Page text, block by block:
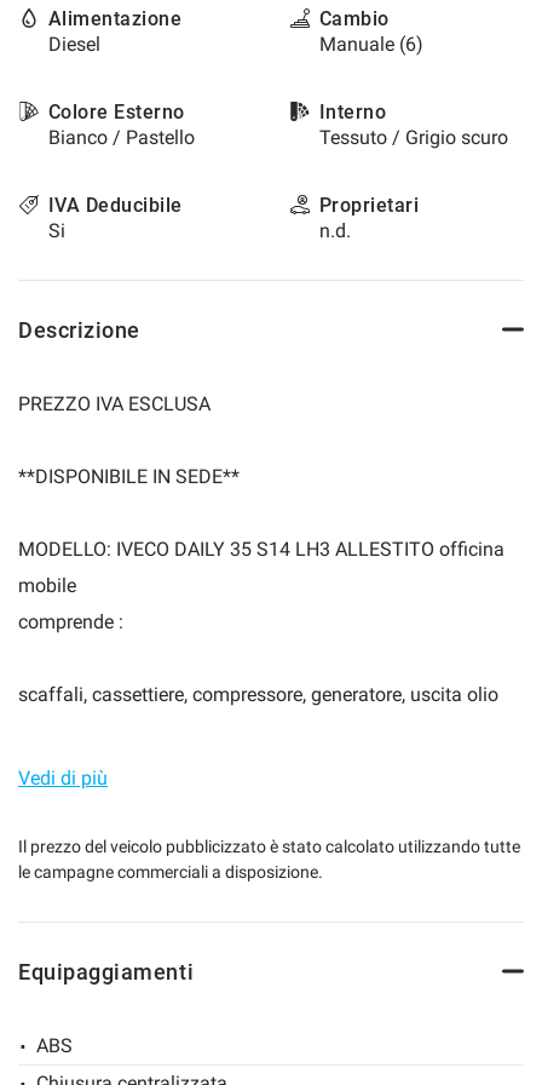
Alimentazione
Diesel
Cambio
Manuale (6)
Colore Esterno
Bianco / Pastello
Interno
Tessuto / Grigio scuro
IVA Deducibile
Si
Proprietari
n.d.
Descrizione
PREZZO IVA ESCLUSA
**DISPONIBILE IN SEDE**
MODELLO: IVECO DAILY 35 S14 LH3 ALLESTITO officina
mobile
comprende :
scaffali, cassettiere, compressore, generatore, uscita olio
rivestimento completo pannellature e molto altro ancora
IMMATRICOLAZIONE:06-2023
CHILOMETRI: 43.128KM
Vedi di più
Il prezzo del veicolo pubblicizzato è stato calcolato utilizzando tutte
le campagne commerciali a disposizione.
Equipaggiamenti
ABS
questi
strumenti
si
rimanda
cookie
policy.
Puoi
le
in
Cookie analitici
la
cookie
policy